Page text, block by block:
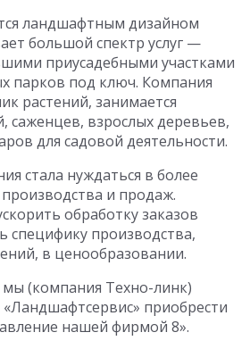
ландшафтным дизайном
большой спектр услуг —
приусадебными участками
парков под ключ. Компания
растений, занимается
саженцев, взрослых деревьев,
для садовой деятельности.
стала нуждаться в более
и продаж.
обработку заказов
специфику производства,
в ценообразовании.
(компания Техно-линк)
приобрести
нашей фирмой 8».